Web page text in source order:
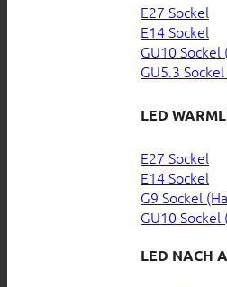
E27 Sockel
E14 Sockel
GU10 Sockel
GU5.3
LED
E27 Sockel
E14 Sockel
G9 Sockel
GU10 Sockel
LED NACH